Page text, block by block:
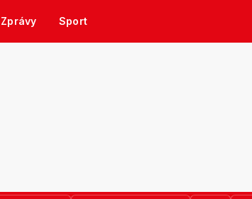
Zprávy Sport